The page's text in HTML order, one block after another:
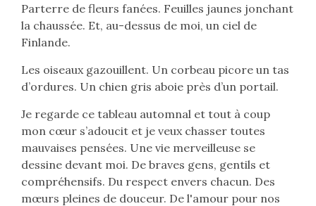
Parterre de fleurs fanées. Feuilles jaunes jonchant
la chaussée. Et, au-dessus de moi, un ciel de
Finlande.
Les oiseaux gazouillent. Un corbeau picore un tas
d’ordures. Un chien gris aboie près d’un portail.
Je regarde ce tableau automnal et tout à coup
mon cœur s’adoucit et je veux chasser toutes
mauvaises pensées. Une vie merveilleuse se
dessine devant moi. De braves gens, gentils et
compréhensifs. Du respect envers chacun. Des
mœurs pleines de douceur. De l'amour pour nos